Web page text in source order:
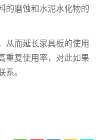
的磨蚀和水泥水化物的
而延长家具板的使用
重复使用率，对此如果
系。